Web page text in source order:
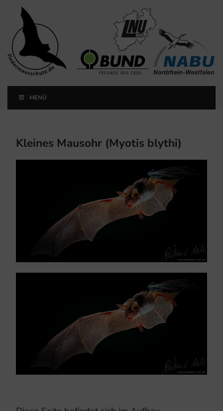
Landesfachausschuss
Fledermausschutz NRW
MENÜ
Kleines Mausohr (Myotis blythi)